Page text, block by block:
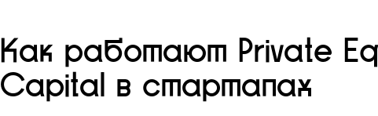
Как работают Private
Capital в стартапах